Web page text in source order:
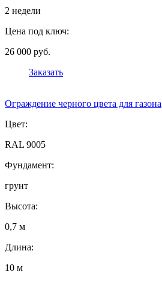
2 недели
Цена под ключ:
26 000 руб.
Заказать
Ограждение черного цвета для газона
Цвет:
RAL 9005
Фундамент:
грунт
Высота:
0,7 м
Длина:
10 м